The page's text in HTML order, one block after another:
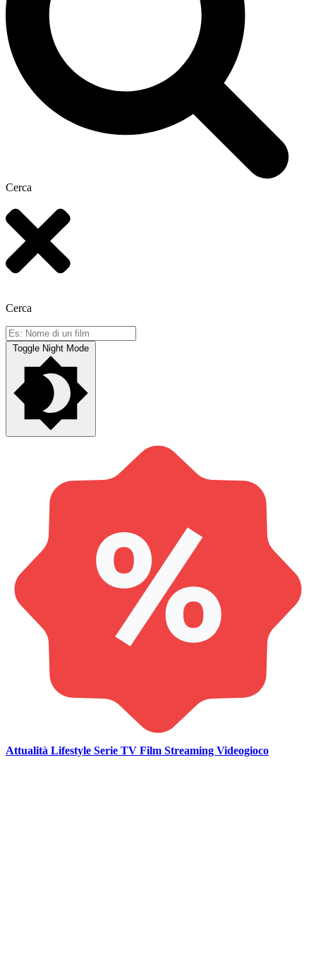
Cerca
Cerca
Toggle Night Mode
Attualità Lifestyle Serie TV Film Streaming Videogioco